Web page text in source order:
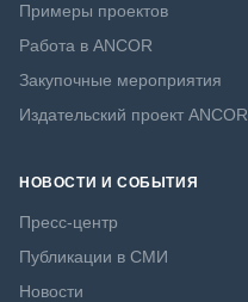
Примеры проектов
Работа в ANCOR
Закупочные мероприятия
Издательский проект ANCOR
НОВОСТИ И СОБЫТИЯ
Пресс-центр
Публикации в СМИ
Новости